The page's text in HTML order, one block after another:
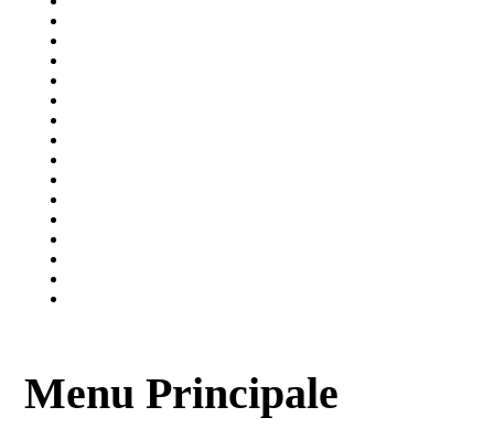
Menu Principale